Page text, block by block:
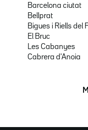
Barcelona ciutat
Bellprat
Bigues i Riells del
El Bruc
Les Cabanyes
Cabrera d'Anoia